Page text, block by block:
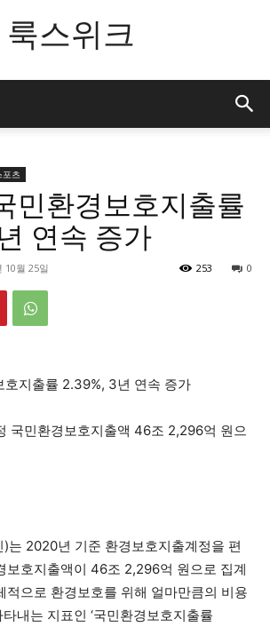
룩스위크
포츠
민환경보호지출률
연속 증가
10월 25일 0
253
지출률 2.39%, 3년 연속 증가
국민환경보호지출액 46조 2,296억 원으
는 2020년 기준 환경보호지출계정을 편
보호지출액이 46조 2,296억 원으로 집계
적으로 환경보호를 위해 얼마만큼의 비용
내는 지표인 ‘국민환경보호지출률